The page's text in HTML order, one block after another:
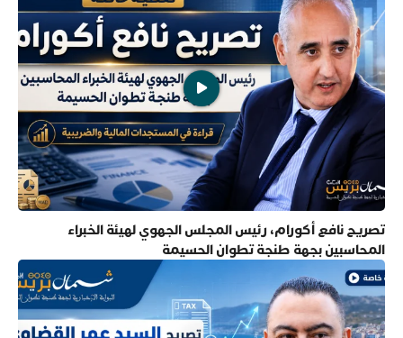
تصريح نافع أكورام، رئيس المجلس الجهوي لهيئة الخبراء
المحاسبين بجهة طنجة تطوان الحسيمة